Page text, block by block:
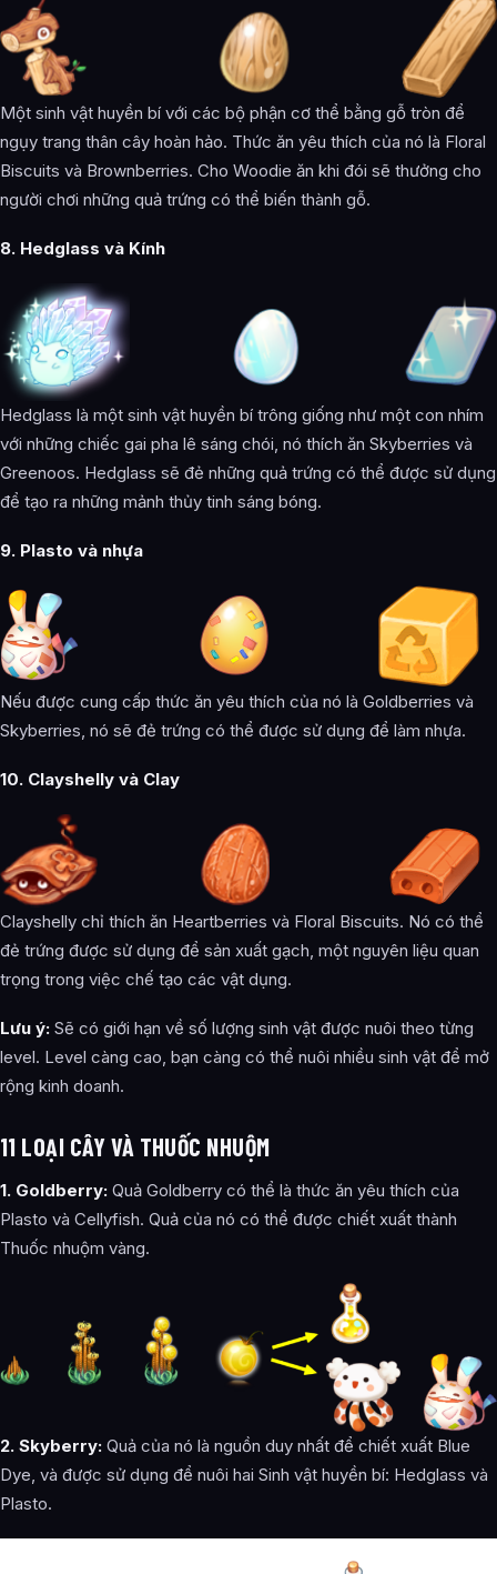
Một sinh vật huyền bí với các bộ phận cơ thể bằng gỗ tròn để
ngụy trang thân cây hoàn hảo. Thức ăn yêu thích của nó là Floral
Biscuits và Brownberries. Cho Woodie ăn khi đói sẽ thưởng cho
người chơi những quả trứng có thể biến thành gỗ.
8. Hedglass và Kính
Hedglass là một sinh vật huyền bí trông giống như một con nhím
với những chiếc gai pha lê sáng chói, nó thích ăn Skyberries và
Greenoos. Hedglass sẽ đẻ những quả trứng có thể được sử dụng
để tạo ra những mảnh thủy tinh sáng bóng.
‌9. Plasto và nhựa
Nếu được cung cấp thức ăn yêu thích của nó là Goldberries và
Skyberries, nó sẽ đẻ trứng có thể được sử dụng để làm nhựa.
10. Clayshelly và Clay
Clayshelly chỉ thích ăn Heartberries và Floral Biscuits. Nó có thể
đẻ trứng được sử dụng để sản xuất gạch, một nguyên liệu quan
trọng trong việc chế tạo các vật dụng.
Lưu ý: Sẽ có giới hạn về số lượng sinh vật được nuôi theo từng
level. Level càng cao, bạn càng có thể nuôi nhiều sinh vật để mở
rộng kinh doanh.
11 LOẠI CÂY VÀ THUỐC NHUỘM
1. Goldberry: Quả Goldberry có thể là thức ăn yêu thích của
Plasto và Cellyfish. Quả của nó có thể được chiết xuất thành
Thuốc nhuộm vàng.
‌2. Skyberry: Quả của nó là nguồn duy nhất để chiết xuất Blue
Dye, và được sử dụng để nuôi hai Sinh vật huyền bí: Hedglass và
Plasto.